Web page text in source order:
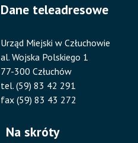
Dane teleadresowe
Urząd Miejski w Człuchowie
al. Wojska Polskiego 1
77-300 Człuchów
tel. (59) 83 42 291
fax (59) 83 43 272
Na skróty